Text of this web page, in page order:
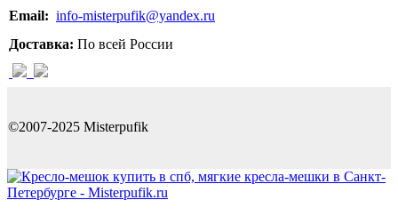
Email: info-misterpufik@yandex.ru
Доставка: По всей России
©2007-2025 Misterpufik